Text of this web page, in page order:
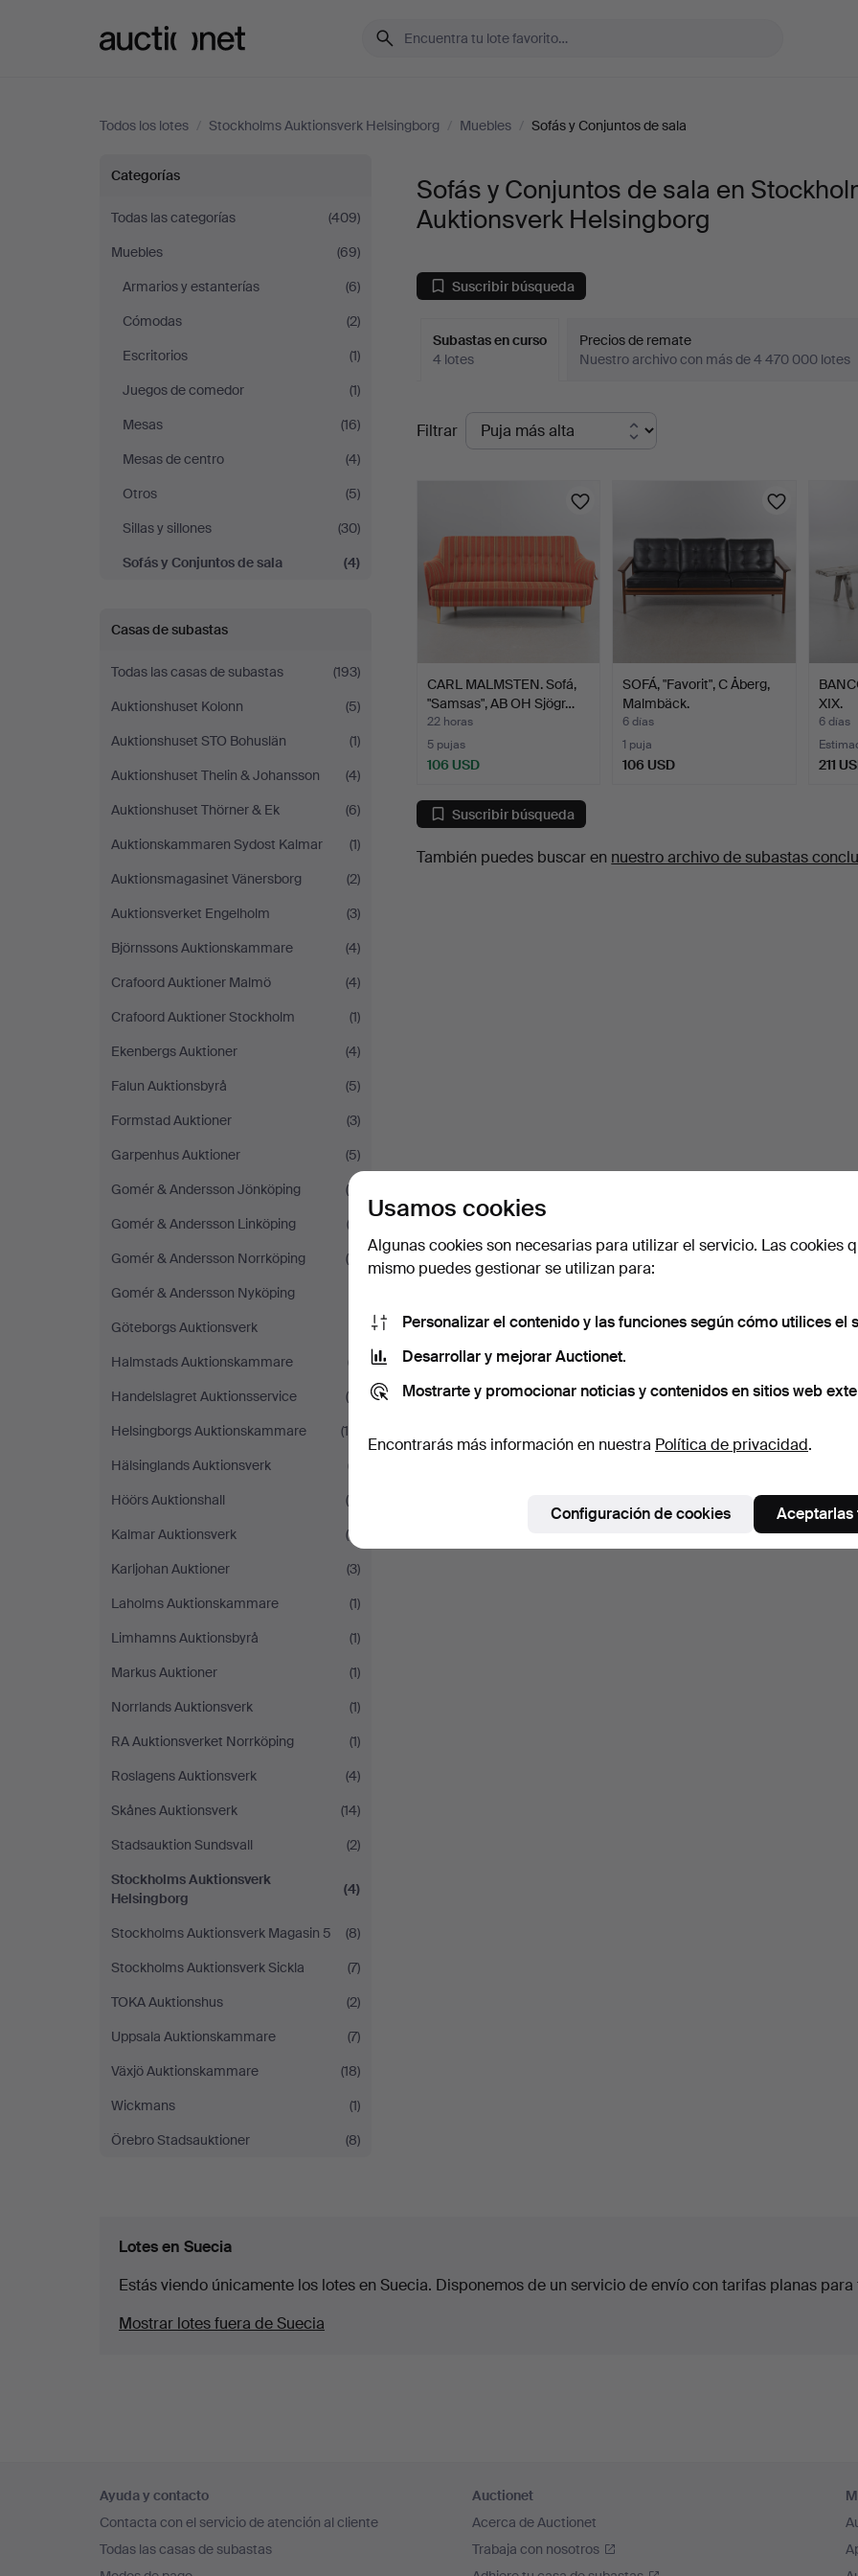
Todos los lotes / Stockholms Auktionsverk Helsingborg / Muebles / Sofás y Conjuntos de sala
Sofás
y
Conjuntos
de
sala
en
Stockholms
Auktionsverk
Helsingborg
Categorías
Todas las categorías
(409)
Muebles
(69)
Armarios y estanterías
(6)
Cómodas
(2)
Escritorios
(1)
Juegos de comedor
(1)
Mesas
(16)
Mesas de centro
(4)
Otros
(5)
Sillas y sillones
(30)
Sofás y Conjuntos de sala
(4)
Casas de subastas
Todas las casas de subastas
(193)
Auktionshuset Kolonn
(5)
Auktionshuset STO Bohuslän
(1)
Auktionshuset Thelin & Johansson
(4)
Auktionshuset Thörner & Ek
(6)
Auktionskammaren Sydost Kalmar
(1)
Auktionsmagasinet Vänersborg
(2)
Auktionsverket Engelholm
(3)
Björnssons Auktionskammare
(4)
Crafoord Auktioner Malmö
(4)
Crafoord Auktioner Stockholm
(1)
Ekenbergs Auktioner
(4)
Falun Auktionsbyrå
(5)
Formstad Auktioner
(3)
Garpenhus Auktioner
(5)
Gomér & Andersson Jönköping
(8)
Gomér & Andersson Linköping
(3)
Gomér & Andersson Norrköping
(4)
Gomér & Andersson Nyköping
Göteborgs Auktionsverk
Halmstads Auktionskammare
(7)
Handelslagret Auktionsservice
(5)
Helsingborgs Auktionskammare
(14)
Hälsinglands Auktionsverk
(7)
Höörs Auktionshall
(6)
Kalmar Auktionsverk
(6)
Karljohan Auktioner
(3)
Laholms Auktionskammare
(1)
Limhamns Auktionsbyrå
(1)
Markus Auktioner
(1)
Norrlands Auktionsverk
(1)
RA Auktionsverket Norrköping
(1)
Roslagens Auktionsverk
(4)
Skånes Auktionsverk
(14)
Stadsauktion Sundsvall
(2)
Stockholms Auktionsverk
Helsingborg
(4)
Stockholms Auktionsverk Magasin 5
(8)
Stockholms Auktionsverk Sickla
(7)
TOKA Auktionshus
(2)
Uppsala Auktionskammare
(7)
Växjö Auktionskammare
(18)
Wickmans
(1)
Örebro Stadsauktioner
(8)
Sofás y Conjuntos de sala en
Auktionsverk Helsingborg
Suscribir búsqueda
Subastas en curso
4 lotes
Precios de remate
Nuestro archivo con más de 4 470 000 lotes
Subastas
en
Filtrar
CARL MALMSTEN. Sofá,
"Samsas", AB OH Sjögr…
22 horas
5 pujas
106 USD
SOFÁ, "Favorit", C Åberg,
Malmbäck.
6 días
1 puja
106 USD
XIX.
6 días
211
Suscribir búsqueda
También puedes buscar en nuestro archivo de subastas
Lotes en Suecia
Estás viendo únicamente los lotes en Suecia. Disponemos de un servicio de envío con tarifas planas
Mostrar lotes fuera de Suecia
en
el
pie
Ayuda y contacto
Contacta con el servicio de atención al cliente
Todas las casas de subastas
Auctionet
Acerca de Auctionet
Trabaja con nosotros
Usamos cookies
Algunas cookies son necesarias para utilizar el servicio. Las cookies
mismo puedes gestionar se utilizan para:
Personalizar el contenido y las funciones según cómo utilices el
Desarrollar y mejorar Auctionet.
Mostrarte y promocionar noticias y contenidos en sitios web
Encontrarás más información en nuestra Política de privacidad.
Configuración de cookies Aceptarlas